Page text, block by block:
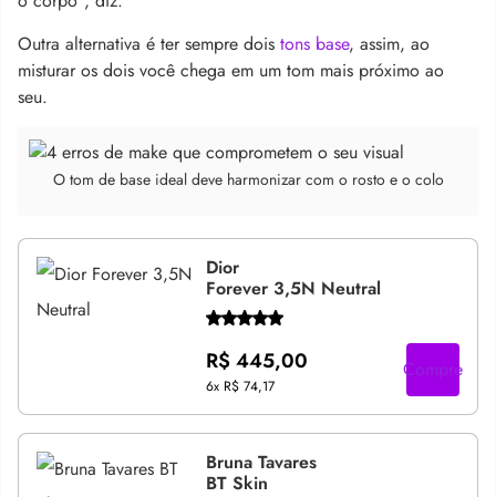
Outra alternativa é ter sempre dois tons base, assim, ao
misturar os dois você chega em um tom mais próximo ao
seu.
O tom de base ideal deve harmonizar com o rosto e o colo
Dior
Forever 3,5N Neutral
R$ 445,00
6x R$ 74,17
Compre
Bruna Tavares
BT Skin